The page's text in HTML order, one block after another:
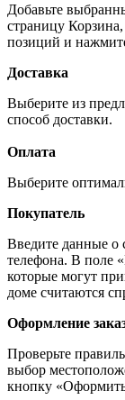
Добавьте
страницу
позиций и
Доставка
Выберите из
способ доставки.
Оплата
Выберите
Покупатель
Введите данные о
телефона. В поле
которые могут
доме считаются
Оформление
Проверьте
выбор
кнопку «Оформить